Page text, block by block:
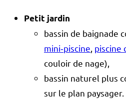
Petit jardin
bassin de baignade
mini‑piscine piscine
couloir de nage),
bassin naturel plus
sur le plan paysager.